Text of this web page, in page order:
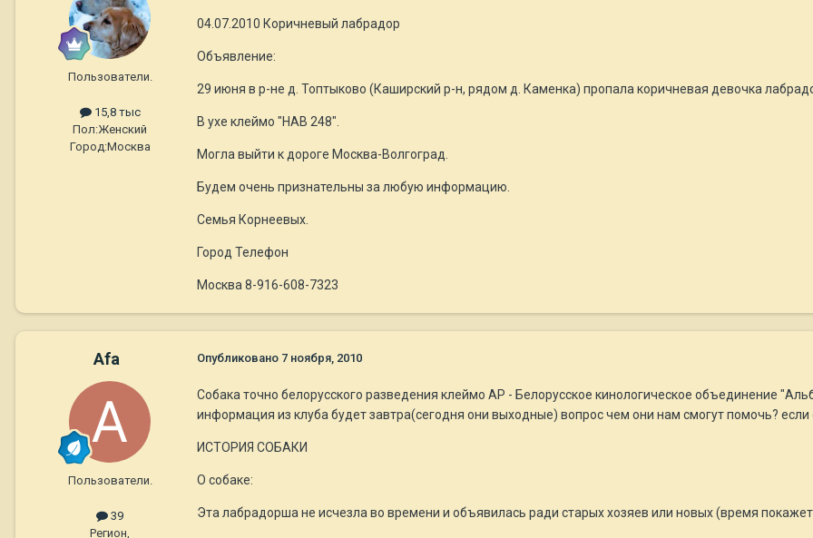
Пользователи.
15,8 тыс
Пол:Женский
Город:Москва
04.07.2010 Коричневый лабрадор
Объявление:
29 июня в р-не д. Топтыково (Каширский р-н, рядом д. Каменка) пропала коричневая девочка
В ухе клеймо "HAB 248".
Могла выйти к дороге Москва-Волгоград.
Будем очень признательны за любую информацию.
Семья Корнеевых.
Город Телефон
Москва 8-916-608-7323
Afa
Пользователи.
39
Регион,
Опубликовано 7 ноября, 2010
Собака точно белорусского разведения клеймо АР - Белорусское кинологическое объединение
информация из клуба будет завтра(сегодня они выходные) вопрос чем они нам смогут помочь?
ИСТОРИЯ СОБАКИ
О собаке:
Эта лабрадорша не исчезла во времени и объявилась ради старых хозяев или новых (время